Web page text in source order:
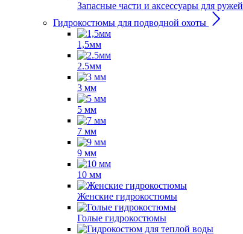
Запасные части и аксессуары для ружей
Гидрокостюмы для подводной охоты
1,5мм
2.5мм
3 мм
5 мм
7 мм
9 мм
10 мм
Женские гидрокостюмы
Голые гидрокостюмы